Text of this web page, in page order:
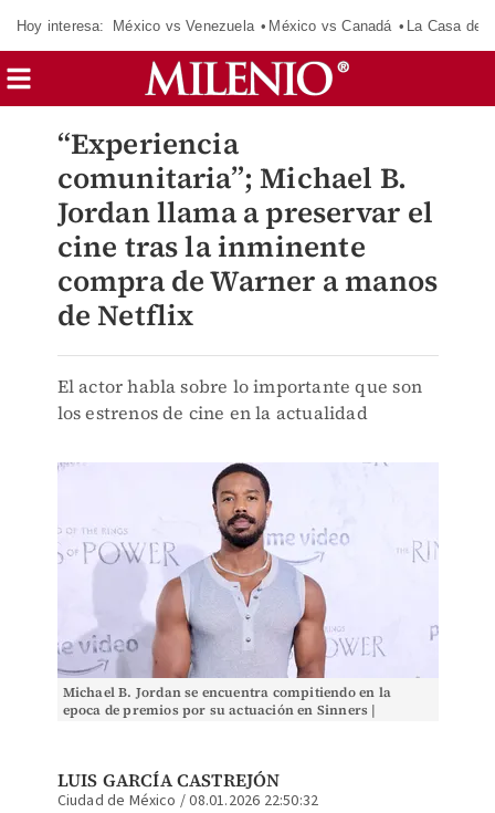
Hoy interesa: México vs Venezuela México vs Canadá La Casa de
“Experiencia
comunitaria”; Michael B.
Jordan llama a preservar el
cine tras la inminente
compra de Warner a manos
de Netflix
El actor habla sobre lo importante que son
los estrenos de cine en la actualidad
Michael B. Jordan se encuentra compitiendo en la
epoca de premios por su actuación en Sinners |
LUIS GARCÍA CASTREJÓN
Ciudad de México /08.01.2026 22:50:32